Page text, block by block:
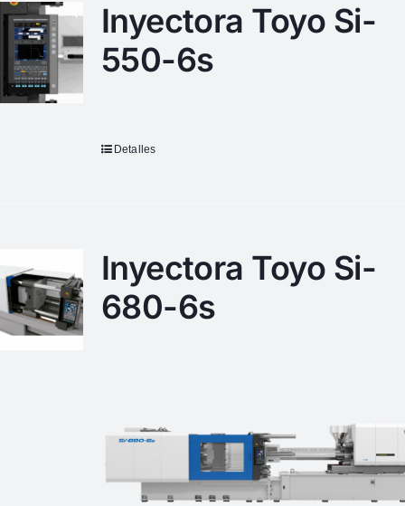
Inyectora Toyo Si-
550-6s
Detalles
Inyectora Toyo Si-
680-6s